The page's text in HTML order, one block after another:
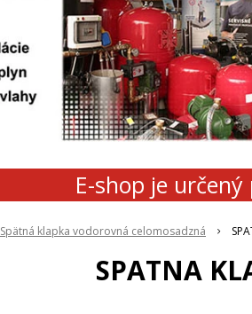
E-shop je
Spätná klapka vodorovná celomosadzná
SPATNA